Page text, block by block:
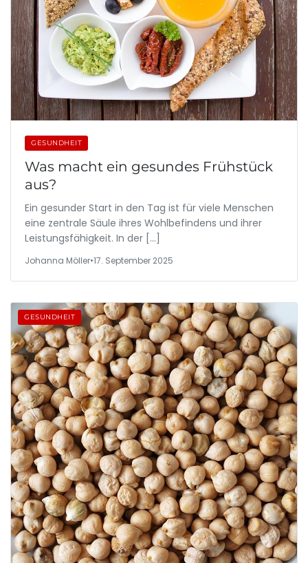
GESUNDHEIT
Was macht ein gesundes Frühstück
aus?
Ein gesunder Start in den Tag ist für viele Menschen
eine zentrale Säule ihres Wohlbefindens und ihrer
Leistungsfähigkeit. In der […]
Johanna Möller•17. September 2025
GESUNDHEIT